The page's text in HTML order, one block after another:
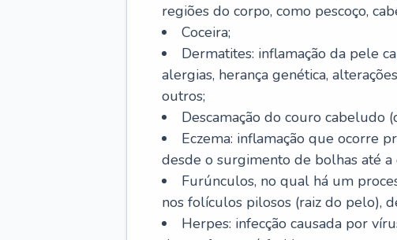
regiões do corpo, como pescoço,
Coceira;
Dermatites: inflamação da pele
alergias, herança genética,
outros;
Descamação do couro cabeludo
Eczema: inflamação que ocorre
desde o surgimento de bolhas até a
Furúnculos, no qual há um
nos folículos pilosos (raiz do pelo),
Herpes: infecção causada por